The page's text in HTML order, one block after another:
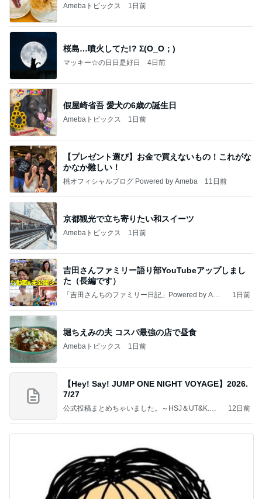
Amebaトピックス 1日前
桜島…噴火してた!? Σ(O_O；)
マッキー☆の日日是好日 4日前
假屋崎省吾 愛犬の6歳の誕生日
Amebaトピックス 1日前
【プレゼント選び】お金で買えないもの！これがな
かなか難しい！
桃オフィシャルブログ Powered by Ameba 11日前
京都観光で立ち寄りたい和スイーツ
Amebaトピックス 1日前
吉田さんファミリー語り部YouTubeアップしまし
た（長編です）
「吉田さんちのファミリー日記」Powered by Ame
1日前
堀ちえみの夫 コスパ最強の店で昼食
Amebaトピックス 1日前
【Hey! Say! JUMP ONE NIGHT VOYAGE】2026.
7/27
公式投稿まとめちゃいました。～HSJ＆UT&K.O.
12日前